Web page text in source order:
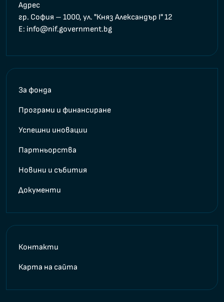
Адрес
гр. София – 1000, ул. "Княз Александър I" 12
E: info@nif.government.bg
За фонда
Програми и финансиране
Успешни иновации
Партньорства
Новини и събития
Документи
Контакти
Карта на сайта